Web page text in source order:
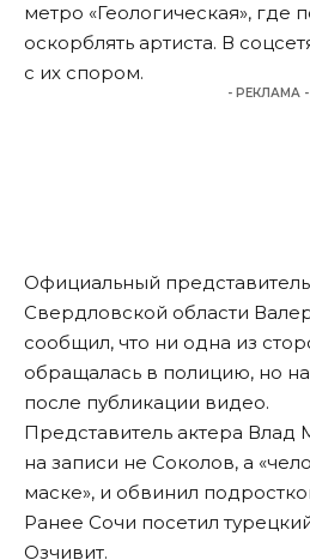
метро «Геологическая», где
оскорблять артиста. В
с их спором.
- РЕКЛАМА -
Официальный
Свердловской области
сообщил, что ни одна из
обращалась в полицию, но
после публикации видео.
Представитель актера Влад
на записи не Соколов, а
маске», и обвинил
Ранее Сочи посетил
Озчивит.